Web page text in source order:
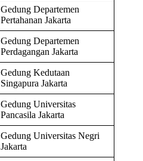
Gedung Departemen
Pertahanan Jakarta
Gedung Departemen
Perdagangan Jakarta
Gedung Kedutaan
Singapura Jakarta
Gedung Universitas
Pancasila Jakarta
Gedung Universitas Negri
Jakarta